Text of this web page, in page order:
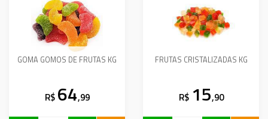
GOMA GOMOS DE FRUTAS KG
R$ 64,99
FRUTAS CRISTALIZADAS KG
R$ 15,90